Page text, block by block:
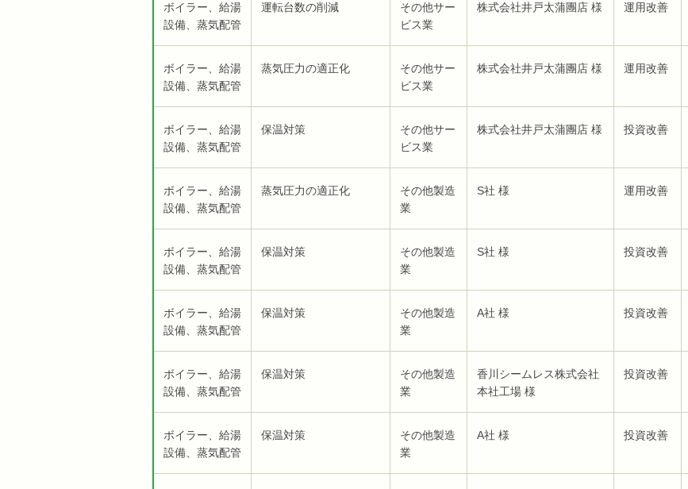
ボイラー、給湯
設備、蒸気配管
運転台数の削減
その他サー
ビス業
株式会社井戸太蒲團店 様 運用改善
ボイラー、給湯
設備、蒸気配管
蒸気圧力の適正化
その他サー
ビス業
株式会社井戸太蒲團店 様 運用改善
ボイラー、給湯
設備、蒸気配管
保温対策
その他サー
ビス業
株式会社井戸太蒲團店 様 投資改善
ボイラー、給湯
設備、蒸気配管
蒸気圧力の適正化
その他製造
業
S社 様 運用改善
ボイラー、給湯
設備、蒸気配管
保温対策
その他製造
業
S社 様 投資改善
ボイラー、給湯
設備、蒸気配管
保温対策
その他製造
業
A社 様 投資改善
ボイラー、給湯
設備、蒸気配管
保温対策
その他製造
業
香川シームレス株式会社
本社工場 様
投資改善
ボイラー、給湯
設備、蒸気配管
保温対策
その他製造
業
A社 様 投資改善